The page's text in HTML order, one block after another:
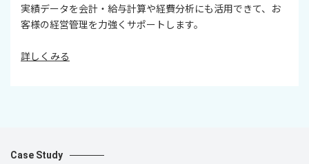
実績データを会計・給与計算や経費分析にも活用できて、お
客様の経営管理を力強くサポートします。
詳しくみる
Case Study